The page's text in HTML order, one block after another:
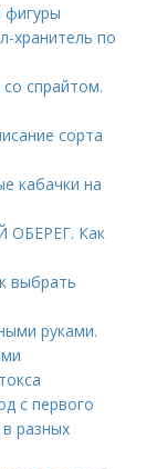
фигуры
хранитель по
спрайтом.
сорта
кабачки на
ОБЕРЕГ. Как
выбрать
руками.
с первого
разных